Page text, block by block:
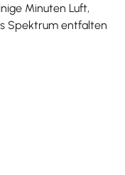
Minuten Luft,
Spektrum entfalten